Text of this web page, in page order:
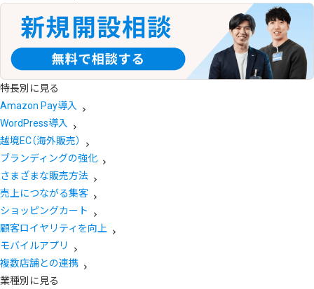
特長別に見る
Amazon Pay導入
WordPress導入
越境EC（海外販売）
ブランディングの強化
さまざまな販売方法
売上につながる集客
ショッピングカート
顧客ロイヤリティを向上
モバイルアプリ
複数店舗との連携
業種別に見る